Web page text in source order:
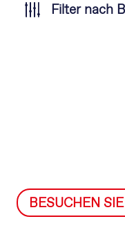
Filter nach
BESUCHEN